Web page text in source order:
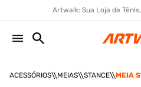
Artwalk: Sua Loja de
ACESSÓRIOS MEIAS STANCE MEIA